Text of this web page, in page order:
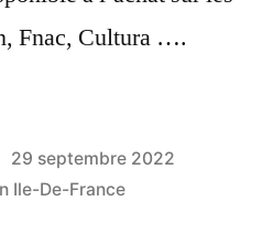
Fnac, Cultura ….
29 septembre 2022
Ile-De-France